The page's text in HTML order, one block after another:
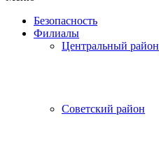
Безопасность
Филиалы
Центральный район
Советский район